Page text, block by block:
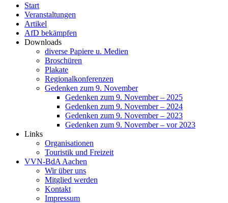
Start
Veranstaltungen
Artikel
AfD bekämpfen
Downloads
diverse Papiere u. Medien
Broschüren
Plakate
Regionalkonferenzen
Gedenken zum 9. November
Gedenken zum 9. November – 2025
Gedenken zum 9. November – 2024
Gedenken zum 9. November – 2023
Gedenken zum 9. November – vor 2023
Links
Organisationen
Touristik und Freizeit
VVN-BdA Aachen
Wir über uns
Mitglied werden
Kontakt
Impressum